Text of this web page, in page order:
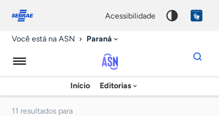
conosco
acessibilidade
Você está na ASN Paraná
Agência
Sebrae
Início Editorias
Dados
para
chave
11 resultados para